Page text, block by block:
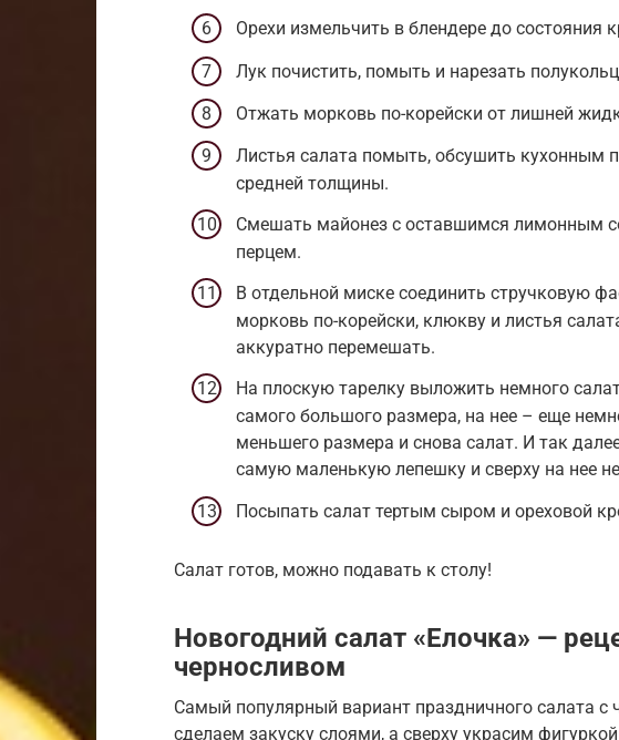
Орехи измельчить в блендере до состояния
Лук почистить, помыть и нарезать
Отжать морковь по-корейски от лишней
Листья салата помыть, обсушить кухонным
средней толщины.
Смешать майонез с оставшимся лимонным
перцем.
В отдельной миске соединить стручковую
морковь по-корейски, клюкву и листья
аккуратно перемешать.
На плоскую тарелку выложить немного
самого большого размера, на нее – еще
меньшего размера и снова салат. И так
самую маленькую лепешку и сверху на нее
Посыпать салат тертым сыром и ореховой
Салат готов, можно подавать к столу!
Новогодний салат «Елочка» —
черносливом
Самый популярный вариант праздничного салата с
сделаем закуску слоями, а сверху украсим